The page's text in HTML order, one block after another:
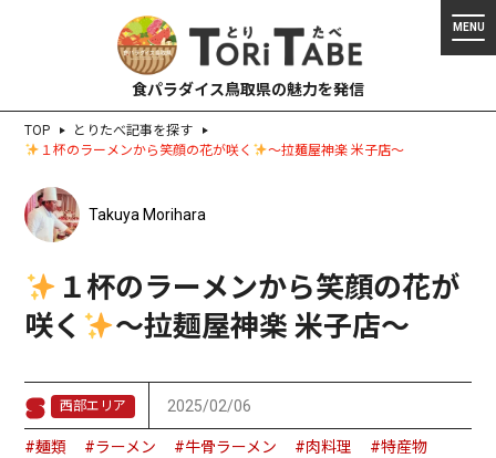
食パラダイス鳥取県の魅力を発信
TOP
とりたべ記事を探す
１杯のラーメンから笑顔の花が咲く
〜拉麺屋神楽 米子店〜
Takuya Morihara
１杯のラーメンから笑顔の花が
咲く
〜拉麺屋神楽 米子店〜
西部エリア 2025/02/06
#麺類 #ラーメン #牛骨ラーメン #肉料理
#特産物